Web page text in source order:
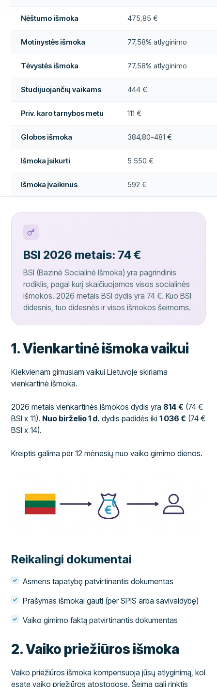
Nėštumo išmoka 475,85 €
Motinystės išmoka 77,58% atlyginimo
Tėvystės išmoka 77,58% atlyginimo
Studijuojančių vaikams 444 €
Priv. karo tarnybos metu 111 €
Globos išmoka 384,80-481 €
Išmoka įsikurti 5 550 €
Išmoka įvaikinus 592 €
BSI 2026 metais: 74 €
BSI (Bazinė Socialinė Išmoka) yra pagrindinis
rodiklis, pagal kurį skaičiuojamos visos socialinės
išmokos. 2026 metais BSI dydis yra 74 €. Kuo BSI
didesnis, tuo didesnės ir visos išmokos šeimoms.
1. Vienkartinė išmoka vaikui
Kiekvienam gimusiam vaikui Lietuvoje skiriama
vienkartinė išmoka.
2026 metais vienkartinės išmokos dydis yra 814 € (74 €
BSI x 11). Nuo birželio 1 d. dydis padidės iki1 036 € (74 €
BSI x 14).
Kreiptis galima per 12 mėnesių nuo vaiko gimimo dienos.
Reikalingi dokumentai
Asmens tapatybę patvirtinantis dokumentas
Prašymas išmokai gauti (per SPIS arba savivaldybę)
Vaiko gimimo faktą patvirtinantis dokumentas
2. Vaiko priežiūros išmoka
Vaiko priežiūros išmoka kompensuoja jūsų atlyginimą, kol
esate vaiko priežiūros atostogose. Šeima gali rinktis